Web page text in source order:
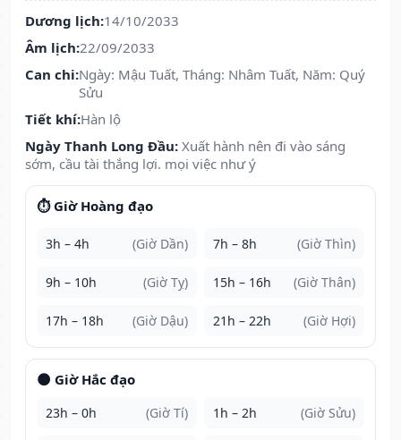
Dương lịch:14/10/2033
Âm lịch:22/09/2033
Can chi:Ngày: Mậu Tuất, Tháng: Nhâm Tuất, Năm: Quý
Sửu
Tiết khí:Hàn lộ
Ngày Thanh Long Đầu: Xuất hành nên đi vào sáng
sớm, cầu tài thắng lợi. mọi việc như ý
⏱️ Giờ Hoàng đạo
3h – 4h (Giờ Dần) 7h – 8h (Giờ Thìn)
9h – 10h (Giờ Tỵ) 15h – 16h (Giờ Thân)
17h – 18h (Giờ Dậu) 21h – 22h (Giờ Hợi)
🌑 Giờ Hắc đạo
23h – 0h (Giờ Tí) 1h – 2h (Giờ Sửu)